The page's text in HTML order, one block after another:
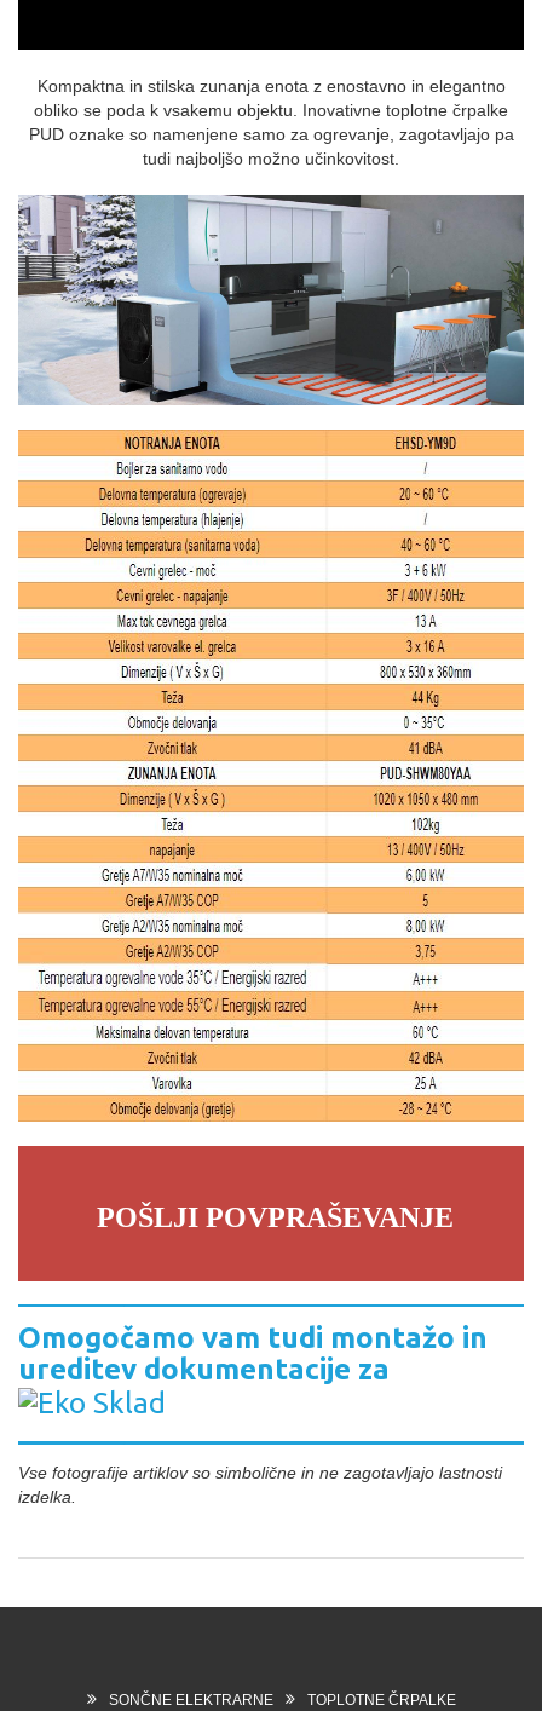
Kompaktna in stilska zunanja enota z enostavno in elegantno
obliko se poda k vsakemu objektu. Inovativne toplotne črpalke
PUD oznake so namenjene samo za ogrevanje, zagotavljajo pa
tudi najboljšo možno učinkovitost.
POŠLJI POVPRAŠEVANJE
Omogočamo vam tudi montažo in
ureditev dokumentacije za
Vse fotografije artiklov so simbolične in ne zagotavljajo lastnosti
izdelka.
SONČNE ELEKTRARNE TOPLOTNE ČRPALKE